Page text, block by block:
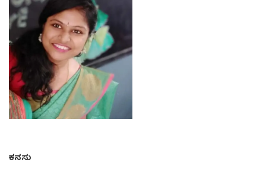
ಕನಸು